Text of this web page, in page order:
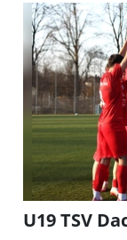
U19 TSV